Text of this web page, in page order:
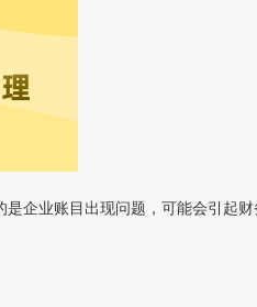
企业账目出现问题，可能会引起